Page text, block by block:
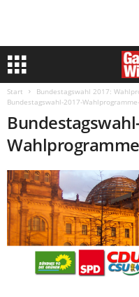
Start
Bundestagswahl 2017:
Bundestagswahl-2017-